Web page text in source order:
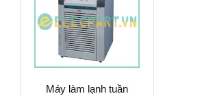
Máy làm lạnh tuần